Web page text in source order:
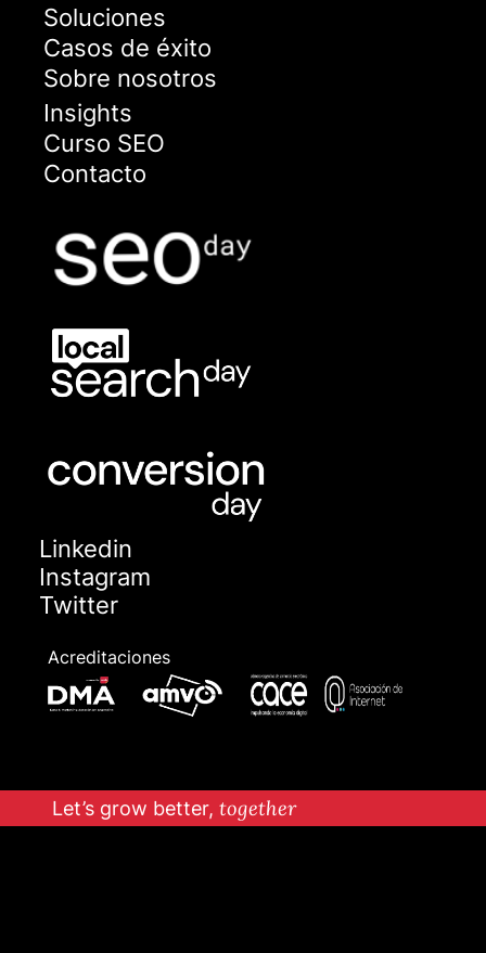
Soluciones
Casos de éxito
Sobre nosotros
Insights
Curso SEO
Contacto
Linkedin
Instagram
Twitter
Acreditaciones
Let’s grow better, together